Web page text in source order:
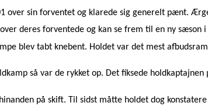
over sin forventet og klarede sig generelt pænt.
deres forventede og kan se frem til en ny sæson i
blev tabt knebent. Holdet var det mest
så var de rykket op. Det fiksede
på skift. Til sidst måtte holdet dog